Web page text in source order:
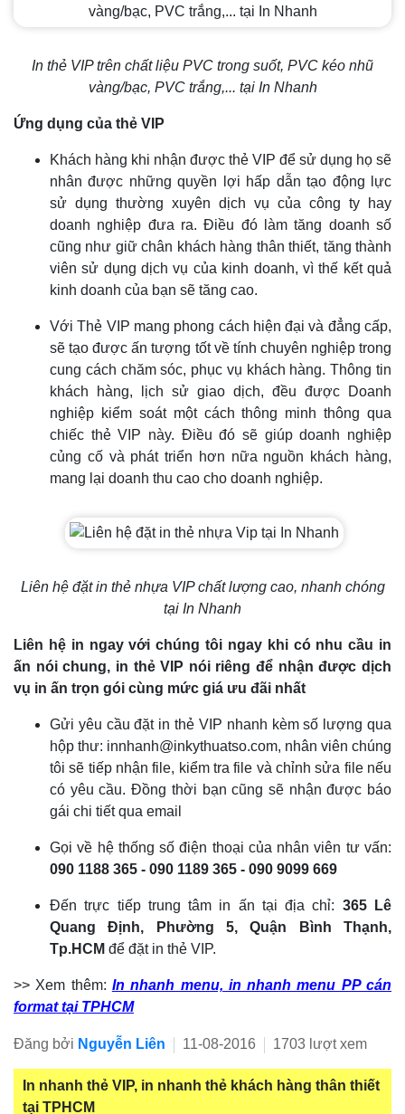
In thẻ VIP trên chất liệu PVC trong suốt, PVC kéo nhũ
vàng/bạc, PVC trắng,... tại In Nhanh
Ứng dụng của thẻ VIP
Khách hàng khi nhận được thẻ VIP để sử dụng họ sẽ
nhân được những quyền lợi hấp dẫn tạo động lực
sử dụng thường xuyên dịch vụ của công ty hay
doanh nghiệp đưa ra. Điều đó làm tăng doanh số
cũng như giữ chân khách hàng thân thiết, tăng thành
viên sử dụng dịch vụ của kinh doanh, vì thế kết quả
kinh doanh của bạn sẽ tăng cao.
Với Thẻ VIP mang phong cách hiện đại và đẳng cấp,
sẽ tạo được ấn tượng tốt về tính chuyên nghiệp trong
cung cách chăm sóc, phục vụ khách hàng. Thông tin
khách hàng, lịch sử giao dịch, đều được Doanh
nghiệp kiểm soát một cách thông minh thông qua
chiếc thẻ VIP này. Điều đó sẽ giúp doanh nghiệp
củng cố và phát triển hơn nữa nguồn khách hàng,
mang lại doanh thu cao cho doanh nghiệp.
Liên hệ đặt in thẻ nhựa VIP chất lượng cao, nhanh chóng
tại In Nhanh
Liên hệ in ngay với chúng tôi ngay khi có nhu cầu in
ấn nói chung, in thẻ VIP nói riêng để nhận được dịch
vụ in ấn trọn gói cùng mức giá ưu đãi nhất
Gửi yêu cầu đặt in thẻ VIP nhanh kèm số lượng qua
hộp thư: innhanh@inkythuatso.com, nhân viên chúng
tôi sẽ tiếp nhận file, kiểm tra file và chỉnh sửa file nếu
có yêu cầu. Đồng thời bạn cũng sẽ nhận được báo
gái chi tiết qua email
Gọi về hệ thống số điện thoại của nhân viên tư vấn:
090 1188 365 - 090 1189 365 - 090 9099 669
Đến trực tiếp trung tâm in ấn tại địa chỉ: 365 Lê
Quang Định, Phường 5, Quận Bình Thạnh,
Tp.HCM để đặt in thẻ VIP.
>> Xem thêm: In nhanh menu, in nhanh menu PP cán
format tại TPHCM
Đăng bởi Nguyễn Liên 11-08-2016 1703 lượt xem
In nhanh thẻ VIP, in nhanh thẻ khách hàng thân thiết
tại TPHCM